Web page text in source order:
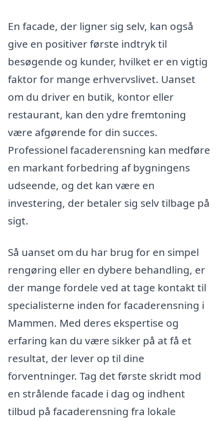
En facade, der ligner sig selv, kan også
give en positiver første indtryk til
besøgende og kunder, hvilket er en vigtig
faktor for mange erhvervslivet. Uanset
om du driver en butik, kontor eller
restaurant, kan den ydre fremtoning
være afgørende for din succes.
Professionel facaderensning kan medføre
en markant forbedring af bygningens
udseende, og det kan være en
investering, der betaler sig selv tilbage på
sigt.
Så uanset om du har brug for en simpel
rengøring eller en dybere behandling, er
der mange fordele ved at tage kontakt til
specialisterne inden for facaderensning i
Mammen. Med deres ekspertise og
erfaring kan du være sikker på at få et
resultat, der lever op til dine
forventninger. Tag det første skridt mod
en strålende facade i dag og indhent
tilbud på facaderensning fra lokale